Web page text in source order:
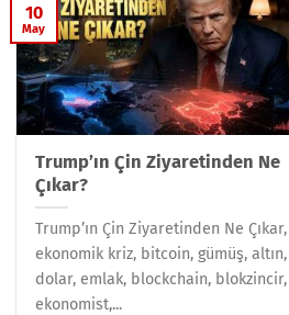
Trump’ın Çin Ziyaretinden Ne
Çıkar?
Trump’ın Çin Ziyaretinden Ne Çıkar,
ekonomik kriz, bitcoin, gümüş, altın,
dolar, emlak, blockchain, blokzincir,
ekonomist,...
10
May